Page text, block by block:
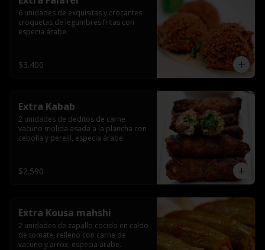
6 unidades de exquisitas y crocantes
croquetas de legumbres fritas con
especia árabe.
$3.400
Extra Kabab
2 unidades de deditos de carne
vacuno molida asada a la plancha con
cebolla y perejil, especia árabe.
$2.590
Extra Kousa mahshi
2 unidades de zapallo cocido en caldo
de tomate, relleno con carne de
vacuno y arroz, especia árabe.